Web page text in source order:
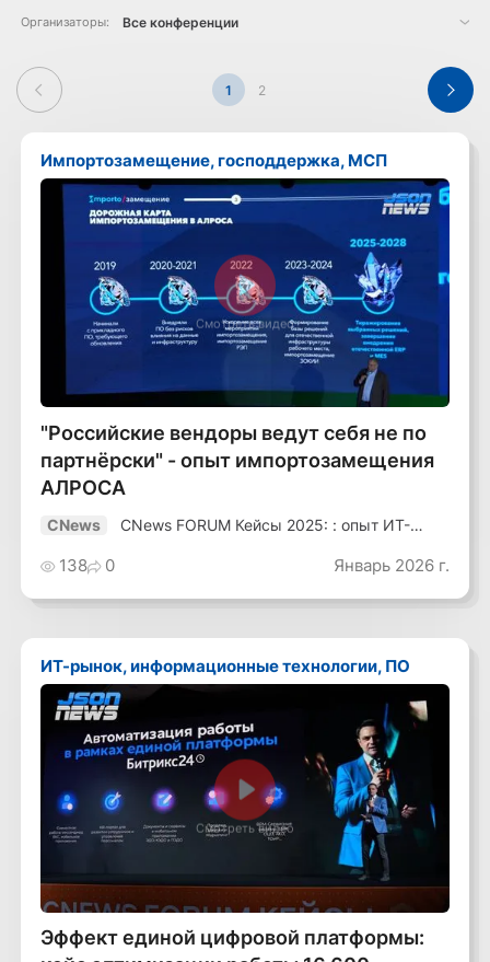
Организаторы:
1 2
Импортозамещение, господдержка, МСП
Смотреть видео
"Российские вендоры ведут себя не по
партнёрски" - опыт импортозамещения
АЛРОСА
CNews
CNews FORUM Кейсы 2025: : опыт ИТ-
138 0 Январь 2026 г.
ИТ-рынок, информационные технологии, ПО
Смотреть видео
Эффект единой цифровой платформы: